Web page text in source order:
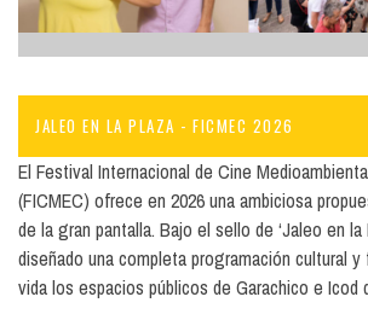
JALEO EN LA PLAZA - FICMEC 2026
El Festival Internacional de Cine
(FICMEC) ofrece en 2026 una ambiciosa
de la gran pantalla. Bajo el sello de ‘Jaleo en
diseñado una completa programación cultural y
vida los espacios públicos de Garachico e Icod